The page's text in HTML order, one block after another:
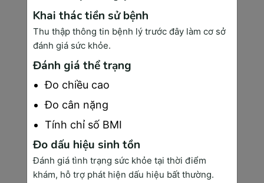
Siêu âm thường: Đây là chỉ định được
thực hiện nhiều nhất trong quá trình quản
lý thai nghén. Siêu âm thường giúp biết
được kích thích của thai nhi, theo dõi sự
phát triển của con, lượng nước ối, vị trí
Siêu âm hình thái của thai nhi:
trước khi sinh, điều này đảm bảo con yêu
khi chào đời luôn khỏe mạnh.
Khai thác tiền sử bệnh
Thu thập thông tin bệnh lý trước đây làm cơ sở
đánh giá sức khỏe.
Đánh giá thể trạng
Đo chiều cao
Đo cân nặng
Tính chỉ số BMI
Đo dấu hiệu sinh tồn
Đánh giá tình trạng sức khỏe tại thời điểm
khám, hỗ trợ phát hiện dấu hiệu bất thường.